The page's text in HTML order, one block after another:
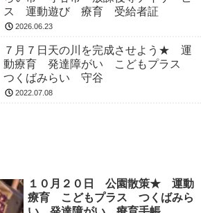
ス 運動遊び 療育 受給者証
2026.06.23
７月７日天の川を完成させよう★ 運
動療育 発達障がい こどもプラス
つくばみらい 守谷
2022.07.08
１０月２０日 公園散策★ 運動
療育 こどもプラス つくばみら